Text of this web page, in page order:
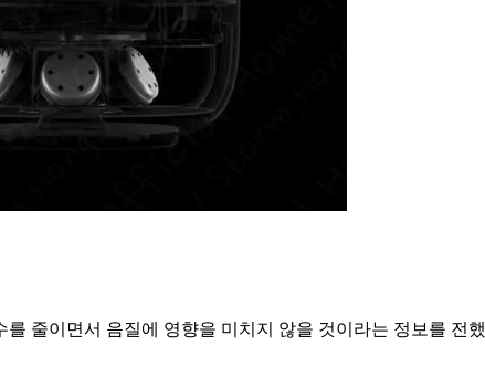
를 줄이면서 음질에 영향을 미치지 않을 것이라는 정보를 전했